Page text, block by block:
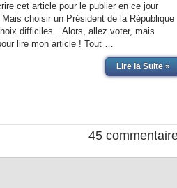
cet article pour le publier en ce jour
choisir un Président de la République
difficiles…Alors, allez voter, mais
lire mon article ! Tout …
Lire la Suite »
45